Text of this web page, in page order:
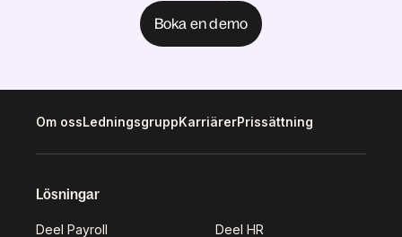
Boka en demo
Om ossLedningsgruppKarriärerPrissättning
Lösningar
Deel Payroll Deel HR